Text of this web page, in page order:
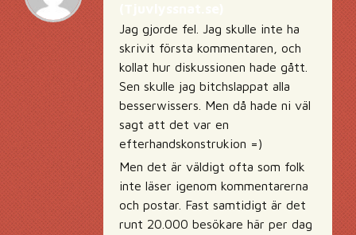
Jag gjorde fel. Jag skulle inte ha
skrivit första kommentaren, och
kollat hur diskussionen hade gått.
Sen skulle jag bitchslappat alla
besserwissers. Men då hade ni väl
sagt att det var en
efterhandskonstrukion =)
Men det är väldigt ofta som folk
inte läser igenom kommentarerna
och postar. Fast samtidigt är det
runt 20.000 besökare här per dag